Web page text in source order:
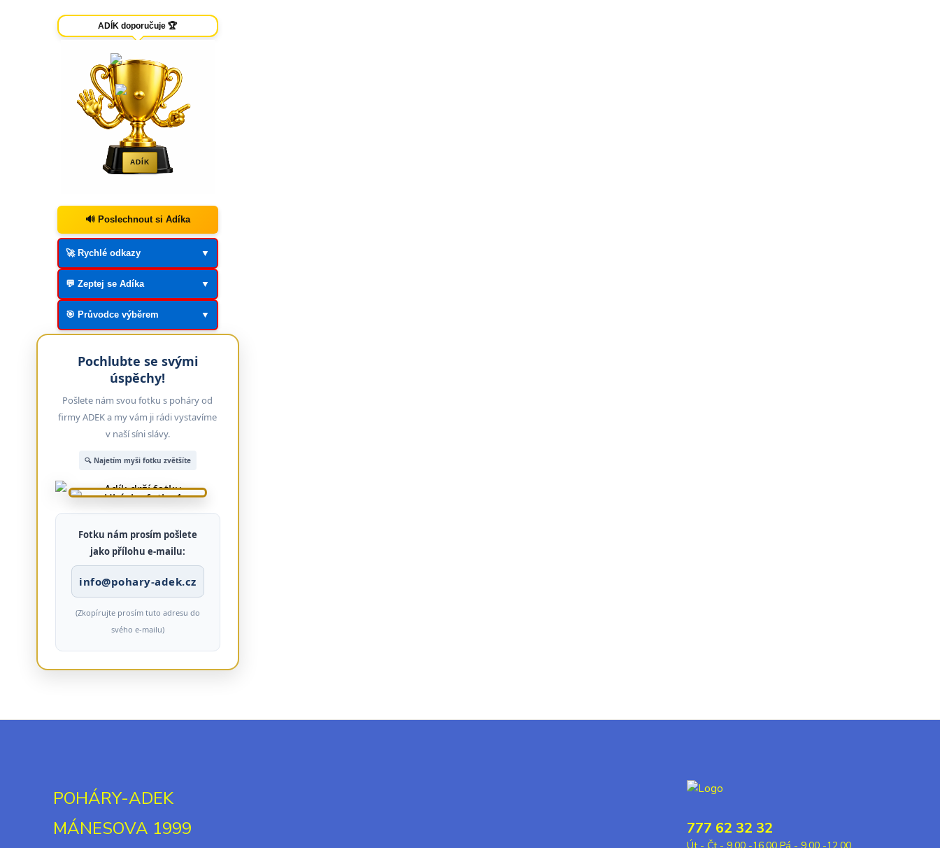
ADÍK doporučuje 🏆
ADÍK
🔊 Poslechnout si Adíka
🚀 Rychlé odkazy ▼
💬 Zeptej se Adíka ▼
🎯 Průvodce výběrem ▼
Pochlubte se svými
úspěchy!
Pošlete nám svou fotku s poháry od
firmy ADEK a my vám ji rádi vystavíme
v naší síni slávy.
🔍 Najetím myši fotku zvětšíte
Fotku nám prosím pošlete
jako přílohu e-mailu:
info@pohary-adek.cz
(Zkopírujte prosím tuto adresu do
svého e-mailu)
POHÁRY-ADEK
MÁNESOVA 1999
777 62 32 32